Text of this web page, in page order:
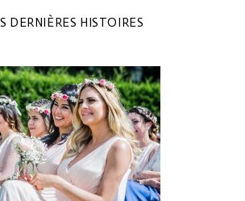
DERNIÈRES HISTOIRES